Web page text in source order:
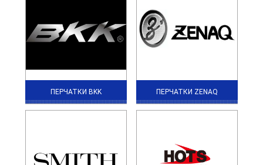
ПЕРЧАТКИ BKK ПЕРЧАТКИ ZENAQ